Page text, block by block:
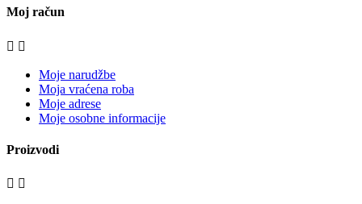
Moj račun
 
Moje narudžbe
Moja vraćena roba
Moje adrese
Moje osobne informacije
Proizvodi
 